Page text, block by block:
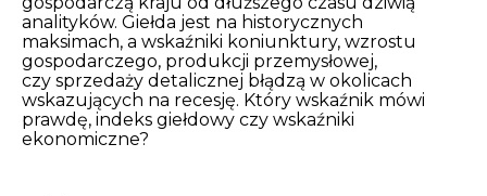
analityków. Giełda jest na historycznych
maksimach, a wskaźniki koniunktury, wzrostu
gospodarczego, produkcji przemysłowej,
czy sprzedaży detalicznej błądzą w okolicach
wskazujących na recesję. Który wskaźnik mówi
prawdę, indeks giełdowy czy wskaźniki
ekonomiczne?